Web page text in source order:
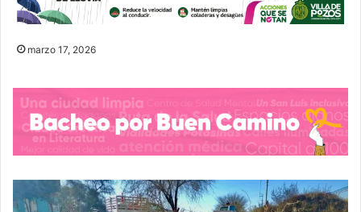
marzo 17, 2026